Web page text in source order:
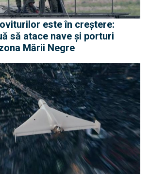
este în creștere:
să atace nave și porturi
Mării Negre